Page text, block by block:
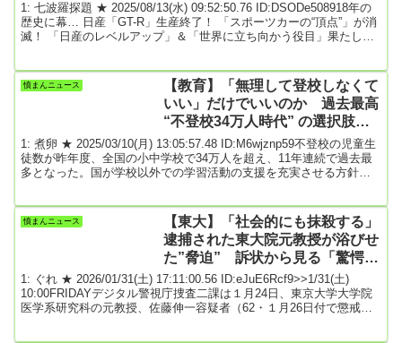
1: 七波羅探題 ★ 2025/08/13(水) 09:52:50.76 ID:DSODe508918年の
歴史に幕… 日産「GT-R」生産終了！ 「スポーツカーの“頂点”」が消
滅！ 「日産のレベルアップ」＆「世界に立ち向かう役目」果たし
産を終了します。開発から生産手法に至るまで、徹底的な“こだわ
り”が反映された現行GT-Rの凄さとは、いったいなんだったの...
憤まんニュース
【教育】「無理して登校しなくて
いい」だけでいいのか 過去最高
“不登校34万人時代” の選択肢と
は
1: 煮卵 ★ 2025/03/10(月) 13:05:57.48 ID:M6wjznp59不登校の児童生
徒数が昨年度、全国の小中学校で34万人を超え、11年連続で過去最
多となった。国が学校以外での学習活動の支援を充実させる方針を
れる学びや社会的スキルもあり、教育現場にはジレンマもある。学
校に再び通いたいと考えた子供の再登校を積極支援する重要性も指
摘されるが、多角的な不登校対策...
憤まんニュース
【東大】「社会的にも抹殺する」
逮捕された東大院元教授が浴びせ
た”脅迫” 訴状から見る「驚愕の
要求」の全貌
1: ぐれ ★ 2026/01/31(土) 17:11:00.56 ID:eJuE6Rcf9>>1/31(土)
10:00FRIDAYデジタル警視庁捜査二課は１月24日、東京大学大学院
医学系研究科の元教授、佐藤伸一容疑者（62・１月26日付で懲戒解